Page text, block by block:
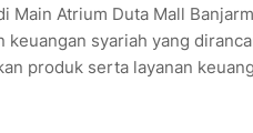
Main Atrium Duta Mall
syariah yang
produk serta layanan